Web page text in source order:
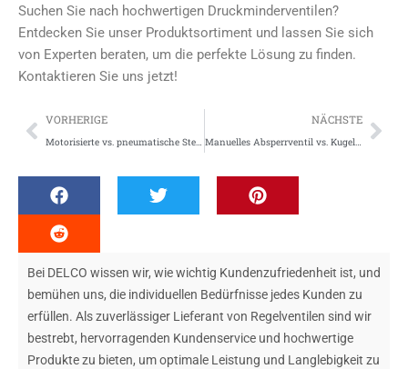
Suchen Sie nach hochwertigen Druckminderventilen?
Entdecken Sie unser Produktsortiment und lassen Sie sich
von Experten beraten, um die perfekte Lösung zu finden.
Kontaktieren Sie uns jetzt!
Zurück
VORHERIGE NÄCHSTE
Bei DELCO wissen wir, wie wichtig Kundenzufriedenheit ist, und
bemühen uns, die individuellen Bedürfnisse jedes Kunden zu
erfüllen. Als zuverlässiger Lieferant von Regelventilen sind wir
bestrebt, hervorragenden Kundenservice und hochwertige
Produkte zu bieten, um optimale Leistung und Langlebigkeit zu